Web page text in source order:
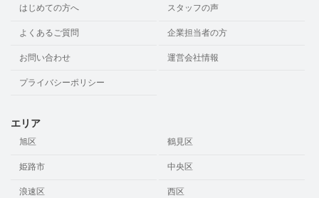
はじめての方へ スタッフの声
よくあるご質問 企業担当者の方
お問い合わせ 運営会社情報
プライバシーポリシー
エリア
旭区 鶴見区
姫路市 中央区
浪速区 西区